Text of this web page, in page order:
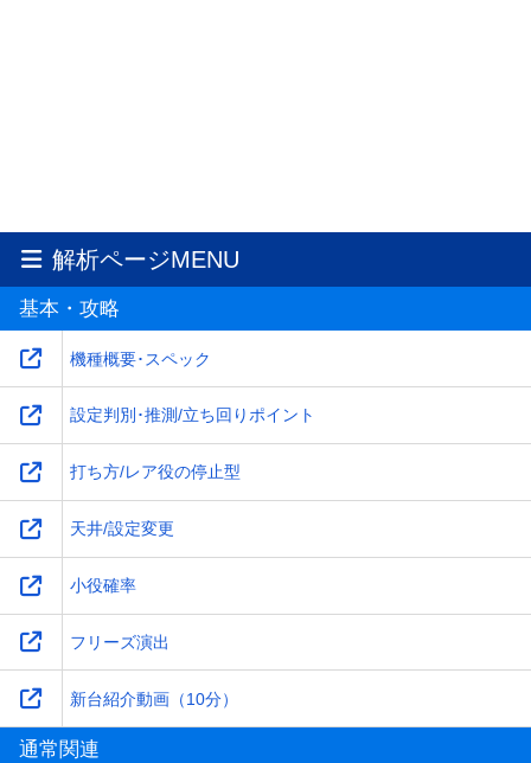
解析ページMENU
基本・攻略
機種概要･スペック
設定判別･推測/立ち回りポイント
打ち方/レア役の停止型
天井/設定変更
小役確率
フリーズ演出
新台紹介動画（10分）
通常関連